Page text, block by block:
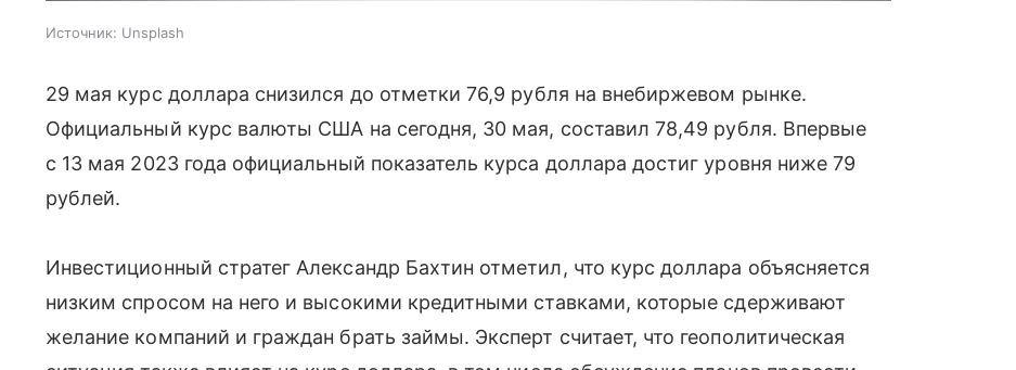
Источник: Unsplash
29 мая курс доллара снизился до отметки 76,9 рубля на внебиржевом рынке.
Официальный курс валюты США на сегодня, 30 мая, составил 78,49 рубля. Впервые
с 13 мая 2023 года официальный показатель курса доллара достиг уровня ниже 79
рублей.
Инвестиционный стратег Александр Бахтин отметил, что курс доллара объясняется
низким спросом на него и высокими кредитными ставками, которые сдерживают
желание компаний и граждан брать займы. Эксперт считает, что геополитическая